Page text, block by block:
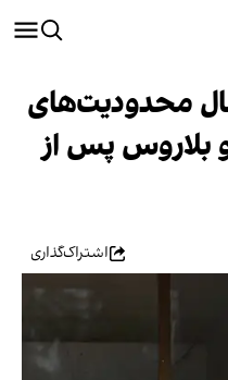
محدودیت‌های
بلاروس پس از
اشتراک‌گذاری